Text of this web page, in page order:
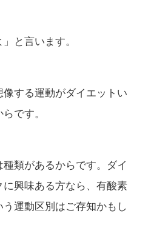
と言います。
する運動がダイエットい
です。
類があるからです。ダイ
興味ある方なら、有酸素
運動区別はご存知かもし